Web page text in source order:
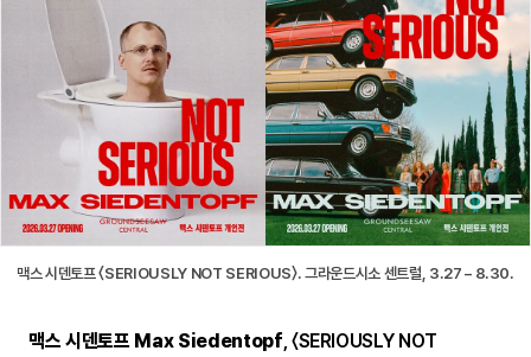
맥스 시덴토프 〈SERIOUSLY NOT SERIOUS〉. 그라운드시소 센트럴, 3.27 – 8.30.
맥스 시덴토프 Max Siedentopf , 〈SERIOUSLY NOT